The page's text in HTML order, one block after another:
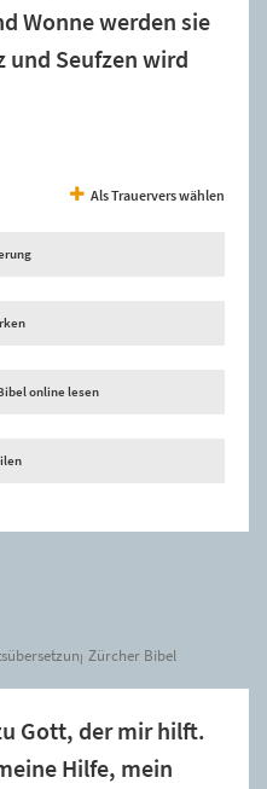
Wonne werden sie
und Seufzen wird
Als Trauervers wählen
online lesen
Zürcher Bibel
Gott, der mir hilft.
Hilfe, mein